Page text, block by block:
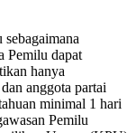
Pemilu dapat
hanya
anggota partai
minimal 1 hari
Pemilu